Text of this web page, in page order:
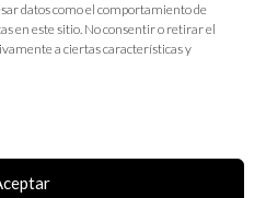
datos como el comportamiento de
en este sitio. No consentir o retirar el
a ciertas características y